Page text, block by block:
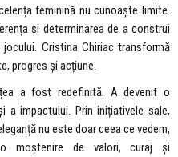
feminină nu cunoaște limite.
și determinarea de a construi
Cristina Chiriac transformă
progres și acțiune.
a fost redefinită. A devenit o
a impactului. Prin inițiativele sale,
nu este doar ceea ce vedem,
de valori, curaj și